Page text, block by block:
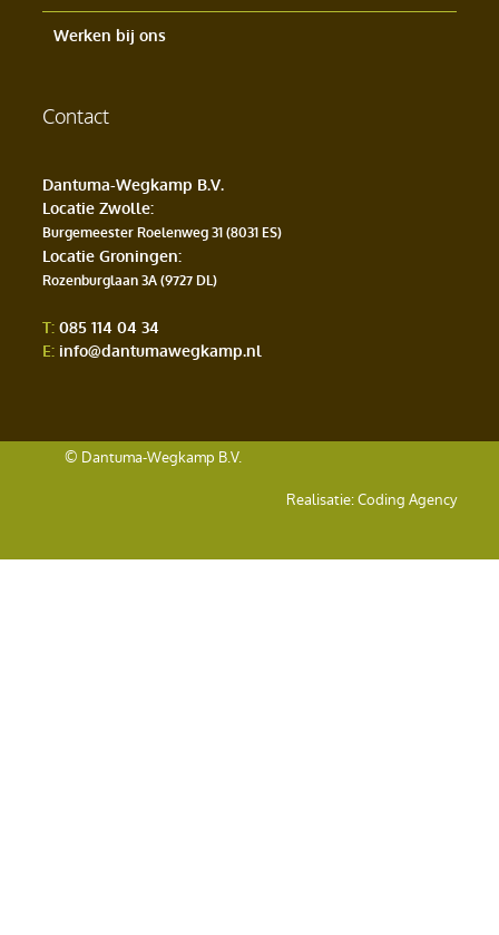
Werken bij ons
Contact
Dantuma-Wegkamp B.V.
Locatie Zwolle:
Burgemeester Roelenweg 31 (8031 ES)
Locatie Groningen:
Rozenburglaan 3A (9727 DL)
T: 085 114 04 34
E: info@dantumawegkamp.nl
© Dantuma-Wegkamp B.V.
Realisatie:Coding Agency